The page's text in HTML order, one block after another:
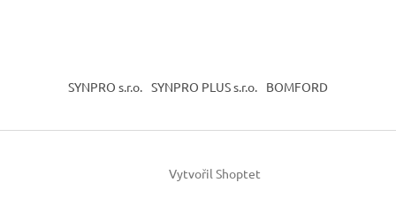
SYNPRO s.r.o. SYNPRO PLUS s.r.o. BOMFORD
Vytvořil Shoptet